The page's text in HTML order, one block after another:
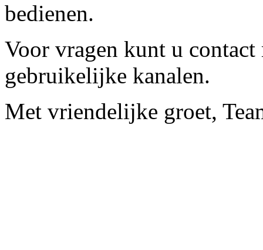
bedienen.
Voor vragen kunt u contact
gebruikelijke kanalen.
Met vriendelijke groet,